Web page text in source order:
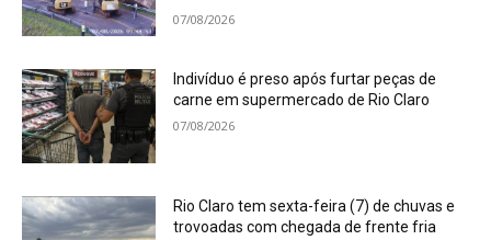
07/08/2026
Indivíduo é preso após furtar peças de
carne em supermercado de Rio Claro
07/08/2026
Rio Claro tem sexta-feira (7) de chuvas e
trovoadas com chegada de frente fria